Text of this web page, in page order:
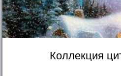
Коллекция